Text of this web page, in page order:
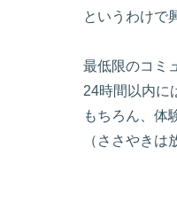
というわけで
最低限のコミ
24時間以内に
もちろん、体
（ささやき